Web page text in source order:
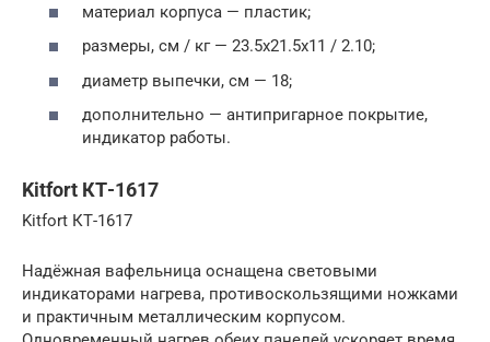
материал корпуса — пластик;
размеры, см / кг — 23.5х21.5х11 / 2.10;
диаметр выпечки, см — 18;
дополнительно — антипригарное покрытие,
индикатор работы.
Kitfort КТ-1617
Kitfort КТ-1617
Надёжная вафельница оснащена световыми
индикаторами нагрева, противоскользящими ножками
и практичным металлическим корпусом.